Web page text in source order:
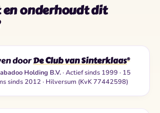
en onderhoudt dit
doorDe Club van Sinterklaas®
Holding B.V.· Actief sinds 1999 · 15
sinds 2012 · Hilversum (KvK 77442598)